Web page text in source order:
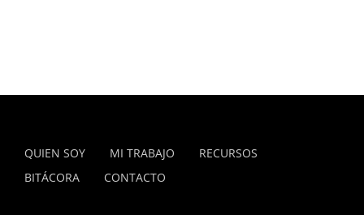
QUIEN SOY MI TRABAJO
RECURSOS
BITÁCORA
CONTACTO